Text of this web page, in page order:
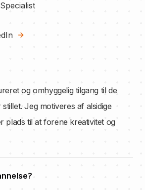
og omhyggelig tilgang til de
Jeg motiveres af alsidige
plads til at forene kreativitet og